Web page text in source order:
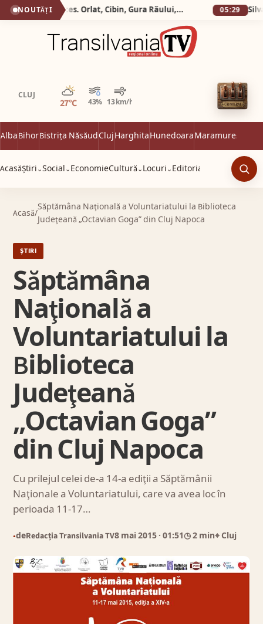
NOUTĂȚI Silva Logistic Services. Orlat, Cibin, Gura Râului, Paltinis, Arena Platos, Iezeru Mare, drumul spre inima Mǎrginimii. 05:29
CLUJ
27°C 43% 13 km/h
Parțial noros
AlbaBihorBistrița NăsăudClujHarghitaHunedoaraMaramureș
AcasăȘtiri ⌄Social ⌄ EconomieCultură ⌄ Locuri ⌄ Editorial
Acasă/
Săptămâna Naţională a Voluntariatului la Biblioteca
Judeţeană „Octavian Goga” din Cluj Napoca
ȘTIRI
Săptămâna
Naţională a
Voluntariatului la
Biblioteca
Judeţeană
„Octavian Goga”
din Cluj Napoca
Cu prilejul celei de-a 14-a ediţii a Săptămânii
Naţionale a Voluntariatului, care va avea loc în
perioada 11-17…
●deRedacția Transilvania TV8 mai 2015 · 01:51◷ 2 min⌖ Cluj